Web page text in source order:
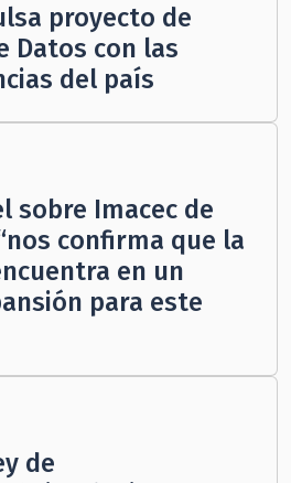
proyecto de
Datos con las
del país
sobre Imacec de
confirma que la
en un
para este
de